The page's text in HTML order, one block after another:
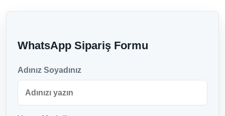
WhatsApp Sipariş Formu
Adınız Soyadınız